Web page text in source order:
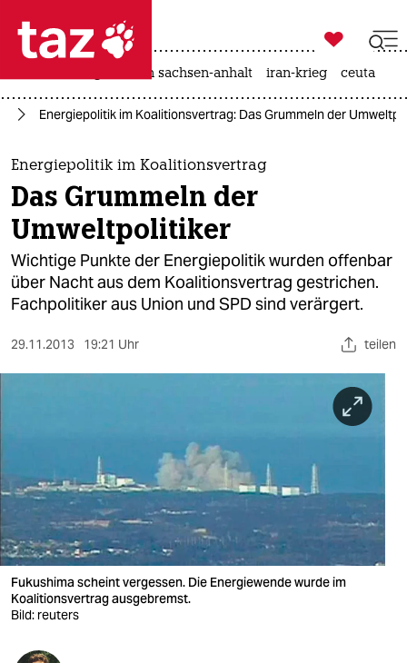
 taz zahl ich
taz zahl ich
themen
politik
öko
gesellschaft
sport
wahrheit
verlag
verlag
veranstaltungen

taz zahl ich
landtagswahl in sachsen-anhalt iran-krieg ceuta
Energiepolitik im Koalitionsvertrag: Das Grummeln der
Energiepolitik im Koalitionsvertrag
Das Grummeln der
Umweltpolitiker
Wichtige Punkte der Energiepolitik wurden offenbar
über Nacht aus dem Koalitionsvertrag gestrichen.
Fachpolitiker aus Union und SPD sind verärgert.
29.11.2013 19:21 Uhr teilen
Fukushima scheint vergessen. Die Energiewende wurde im
Koalitionsvertrag ausgebremst.
Bild: reuters